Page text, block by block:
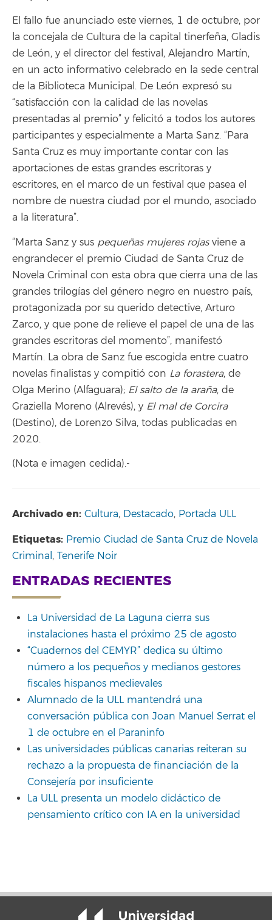
El fallo fue anunciado este viernes, 1 de octubre, por
la concejala de Cultura de la capital tinerfeña, Gladis
de León, y el director del festival, Alejandro Martín,
en un acto informativo celebrado en la sede central
de la Biblioteca Municipal. De León expresó su
“satisfacción con la calidad de las novelas
presentadas al premio” y felicitó a todos los autores
participantes y especialmente a Marta Sanz. “Para
Santa Cruz es muy importante contar con las
aportaciones de estas grandes escritoras y
escritores, en el marco de un festival que pasea el
nombre de nuestra ciudad por el mundo, asociado
a la literatura”.
“Marta Sanz y sus pequeñas mujeres rojasviene a
engrandecer el premio Ciudad de Santa Cruz de
Novela Criminal con esta obra que cierra una de las
grandes trilogías del género negro en nuestro país,
protagonizada por su querido detective, Arturo
Zarco, y que pone de relieve el papel de una de las
grandes escritoras del momento”, manifestó
Martín. La obra de Sanz fue escogida entre cuatro
novelas finalistas y compitió con La forastera, de
Olga Merino (Alfaguara); El salto de la araña, de
Graziella Moreno (Alrevés), y El mal de Corcira
(Destino), de Lorenzo Silva, todas publicadas en
2020.
(Nota e imagen cedida).-
Archivado en: Cultura, Destacado, Portada ULL
Etiquetas: Premio Ciudad de Santa Cruz de Novela
Criminal , Tenerife Noir
ENTRADAS RECIENTES
La Universidad de La Laguna cierra sus
instalaciones hasta el próximo 25 de agosto
“Cuadernos del CEMYR” dedica su último
número a los pequeños y medianos gestores
fiscales hispanos medievales
Alumnado de la ULL mantendrá una
conversación pública con Joan Manuel Serrat el
1 de octubre en el Paraninfo
Las universidades públicas canarias reiteran su
rechazo a la propuesta de financiación de la
Consejería por insuficiente
La ULL presenta un modelo didáctico de
pensamiento crítico con IA en la universidad